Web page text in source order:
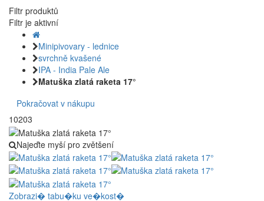
Filtr produktů
Filtr je aktivní
Minipivovary - lednice
svrchně kvašené
IPA - India Pale Ale
Matuška zlatá raketa 17°
Pokračovat v nákupu
10203
Najeďte myší pro zvětšení
Zobrazi� tabu�ku ve�kost�